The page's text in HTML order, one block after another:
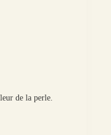
de la perle.